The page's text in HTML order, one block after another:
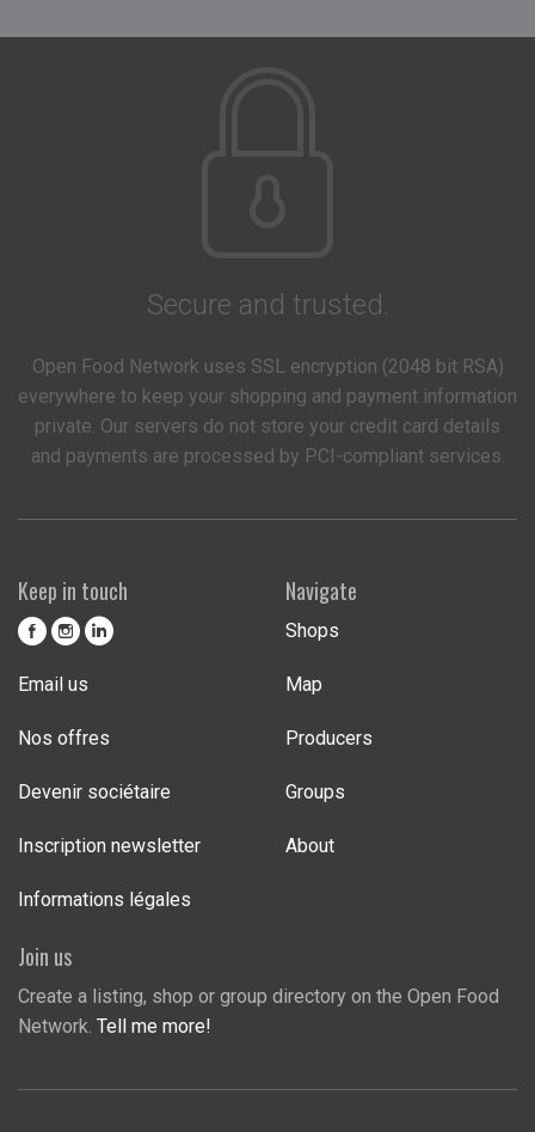
Secure and trusted.
Open Food Network uses SSL encryption (2048 bit RSA)
everywhere to keep your shopping and payment information
private. Our servers do not store your credit card details
and payments are processed by PCI-compliant services.
Keep in touch
Email us
Nos offres
Devenir sociétaire
Inscription newsletter
Informations légales
Navigate
Shops
Map
Producers
Groups
About
Join us
Create a listing, shop or group directory on the Open Food
Network. Tell me more!